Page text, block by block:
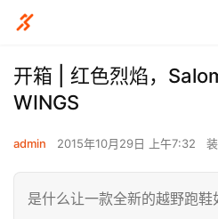
开箱 | 红色烈焰，
WINGS
admin 2015年10月29日 上午7:32
是什么让一款全新的越野跑鞋